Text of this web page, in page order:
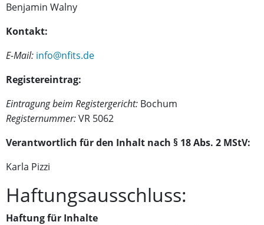
Benjamin Walny
Kontakt:
E-Mail: info@nfits.de
Registereintrag:
Eintragung beim Registergericht: Bochum
Registernummer:VR 5062
Verantwortlich für den Inhalt nach § 18 Abs. 2 MStV:
Karla Pizzi
Haftungsausschluss:
Haftung für Inhalte